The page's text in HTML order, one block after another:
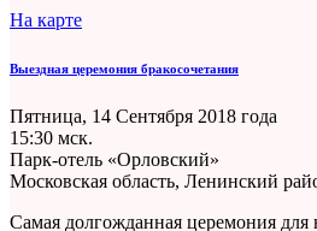
На карте
Выездная церемония бракосочетания
Пятница, 14 Сентября 2018 года
15:30 мск.
Парк-отель «Орловский»
Московская область, Ленинский
Cамая долгожданная церемония